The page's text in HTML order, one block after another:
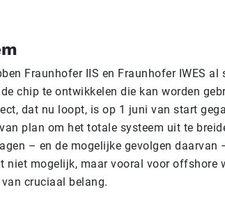
Fraunhofer IIS en Fraunhofer IWES al
chip te ontwikkelen die kan worden
dat nu loopt, is op 1 juni van start
plan om het totale systeem uit te
– en de mogelijke gevolgen daarvan
niet mogelijk, maar vooral voor offshore
cruciaal belang.